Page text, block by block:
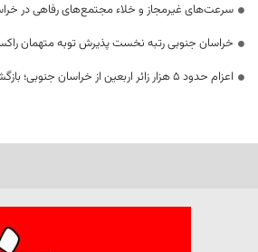
سرعت‌های غیرمجاز و خلاء مجتمع‌های رفاهی در
خراسان جنوبی رتبه نخست پذیرش توبه متهمان
اعزام حدود 5 هزار زائر اربعین از خراسان جنوبی؛ بازگشت‌ها آغاز شد